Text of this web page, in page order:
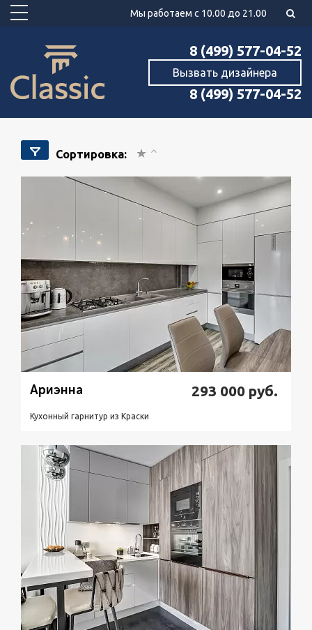
Мы работаем с 10.00 до 21.00
8 (499) 577-04-52
Вызвать дизайнера
8 (499) 577-04-52
Сортировка:
Ариэнна 293 000 руб.
Кухонный гарнитур из Краски
Подробнее Узнать стоимость